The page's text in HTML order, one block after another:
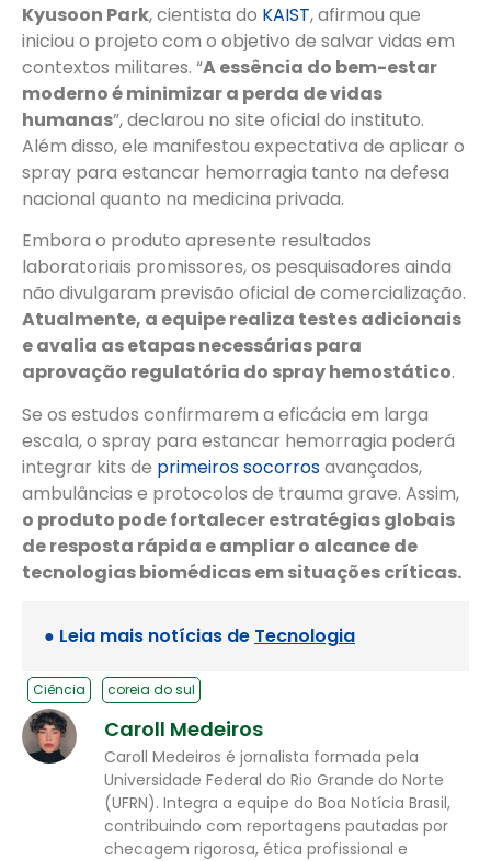
Kyusoon Park, cientista do KAIST, afirmou que
iniciou o projeto com o objetivo de salvar vidas em
contextos militares. “A essência do bem-estar
moderno é minimizar a perda de vidas
humanas”, declarou no site oficial do instituto.
Além disso, ele manifestou expectativa de aplicar o
spray para estancar hemorragia tanto na defesa
nacional quanto na medicina privada.
Embora o produto apresente resultados
laboratoriais promissores, os pesquisadores ainda
não divulgaram previsão oficial de comercialização.
Atualmente, a equipe realiza testes adicionais
e avalia as etapas necessárias para
aprovação regulatória do spray hemostático.
Se os estudos confirmarem a eficácia em larga
escala, o spray para estancar hemorragia poderá
integrar kits de primeiros socorrosavançados,
ambulâncias e protocolos de trauma grave. Assim,
o produto pode fortalecer estratégias globais
de resposta rápida e ampliar o alcance de
tecnologias biomédicas em situações críticas.
● Leia mais notícias de Tecnologia
Ciência coreia do sul
Caroll Medeiros
Caroll Medeiros é jornalista formada pela
Universidade Federal do Rio Grande do Norte
(UFRN). Integra a equipe do Boa Notícia Brasil,
contribuindo com reportagens pautadas por
checagem rigorosa, ética profissional e